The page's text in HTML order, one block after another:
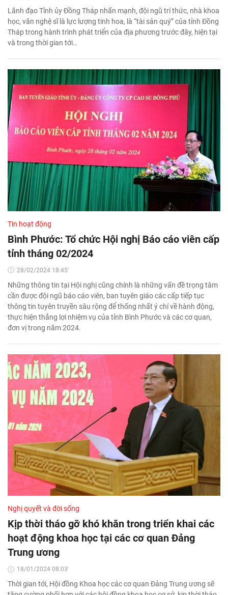
Lãnh đạo Tỉnh ủy Đồng Tháp nhấn mạnh, đội ngũ trí thức, nhà khoa
học, văn nghệ sĩ là lực lượng tinh hoa, là “tài sản quý” của tỉnh Đồng
Tháp trong hành trình phát triển của địa phương trước đây, hiện tại
và trong thời gian tới…
Tin hoạt động
Bình Phước: Tổ chức Hội nghị Báo cáo viên cấp
tỉnh tháng 02/2024
28/02/2024 18:45'
Những thông tin tại Hội nghị cũng chính là những vấn đề trọng tâm
cần được đội ngũ báo cáo viên, ban tuyên giáo các cấp tiếp tục
thông tin tuyên truyền sâu rộng để thống nhất ý chí về hành động,
thực hiện thắng lợi nhiệm vụ của tỉnh Bình Phước và các cơ quan,
đơn vị trong năm 2024.
Nghị quyết và đời sống
Kịp thời tháo gỡ khó khăn trong triển khai các
hoạt động khoa học tại các cơ quan Đảng
Trung ương
18/01/2024 08:03'
Thời gian tới, Hội đồng Khoa học các cơ quan Đảng Trung ương sẽ